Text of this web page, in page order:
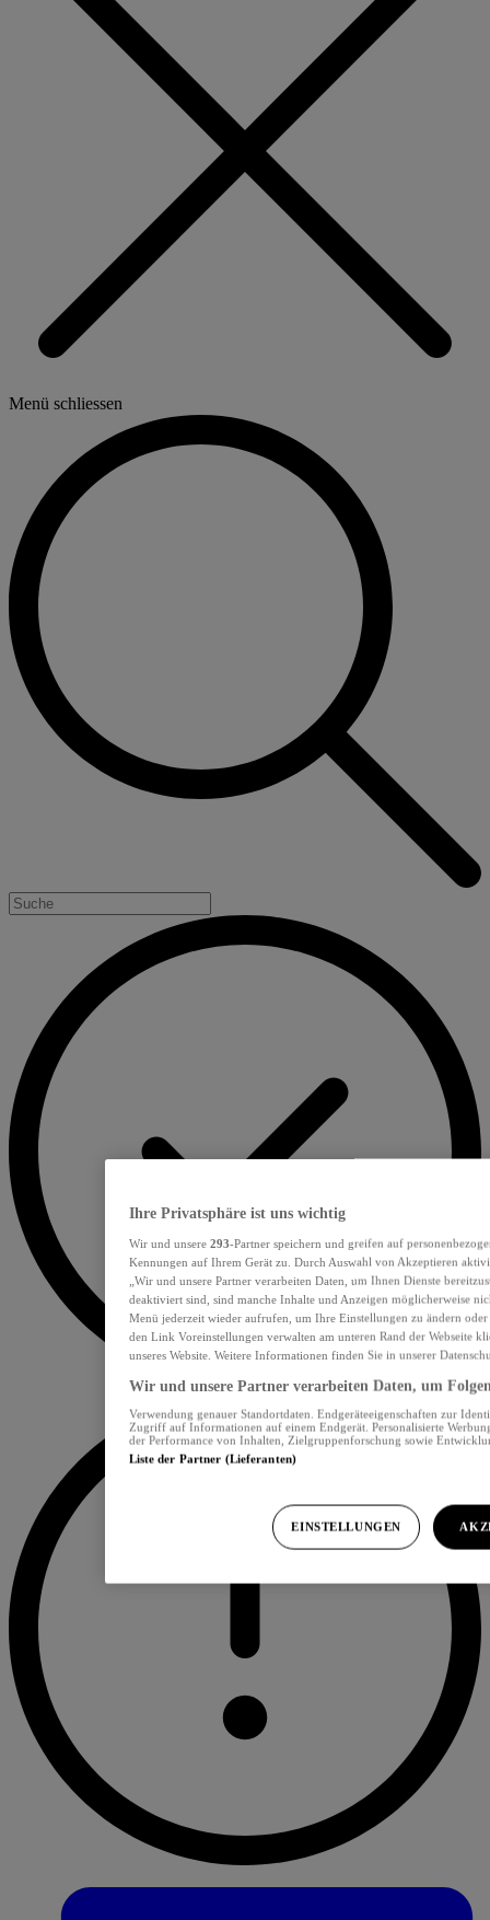
Menü schliessen
Ihre Privatsphäre ist uns wichtig
Wir und unsere 293-Partner speichern und greifen auf
Kennungen auf Ihrem Gerät zu. Durch Auswahl von Akzeptieren
„Wir und unsere Partner verarbeiten Daten, um Ihnen Dienste
deaktiviert sind, sind manche Inhalte und Anzeigen möglicherweise
Menü jederzeit wieder aufrufen, um Ihre Einstellungen zu ändern
den Link Voreinstellungen verwalten am unteren Rand der Webseite
unseres Website. Weitere Informationen finden Sie in unserer
Wir und unsere Partner verarbeiten Daten, um
Verwendung genauer Standortdaten. Endgeräteeigenschaften zur
Zugriff auf Informationen auf einem Endgerät. Personalisierte
der Performance von Inhalten, Zielgruppenforschung sowie
Liste der Partner (Lieferanten)
EINSTELLUNGEN